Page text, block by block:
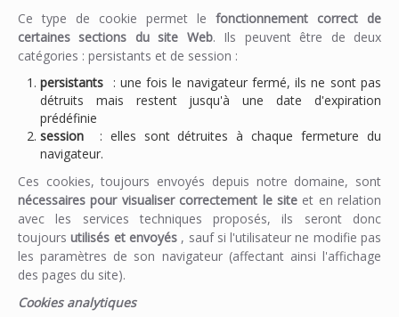
Ce type de cookie permet le fonctionnement correct de
certaines sections du site Web. Ils peuvent être de deux
catégories : persistants et de session :
persistants
: une fois le navigateur fermé, ils ne sont pas
détruits mais restent jusqu'à une date d'expiration
prédéfinie
session
: elles sont détruites à chaque fermeture du
navigateur.
Ces cookies, toujours envoyés depuis notre domaine, sont
nécessaires pour visualiser correctement le site et en relation
avec les services techniques proposés, ils seront donc
toujoursutilisés et envoyés , sauf si l'utilisateur ne modifie pas
les paramètres de son navigateur (affectant ainsi l'affichage
des pages du site).
Cookies analytiques